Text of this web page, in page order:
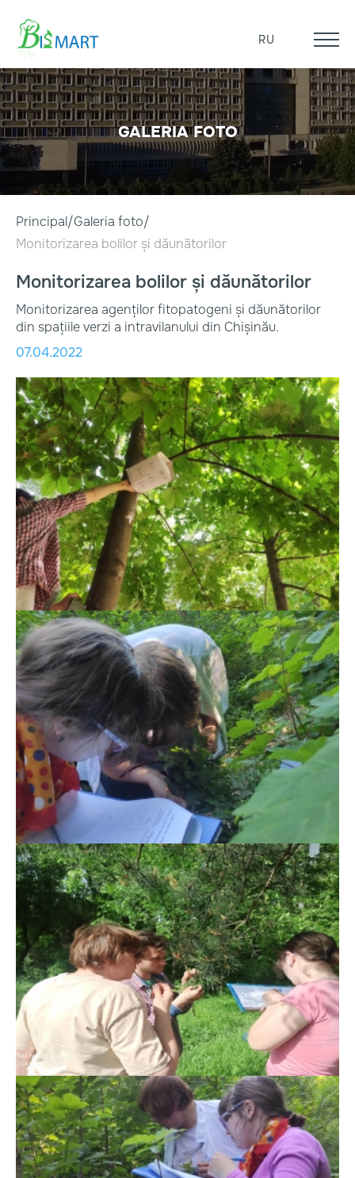
RU
GALERIA FOTO
Principal Galeria foto
Monitorizarea bolilor și dăunătorilor
Monitorizarea bolilor și dăunătorilor
Monitorizarea agenților fitopatogeni și dăunătorilor
din spațiile verzi a intravilanului din Chișinău.
07.04.2022